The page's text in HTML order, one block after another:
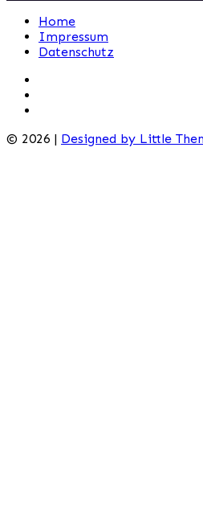
Home
Impressum
Datenschutz
© 2026 | Designed by Little